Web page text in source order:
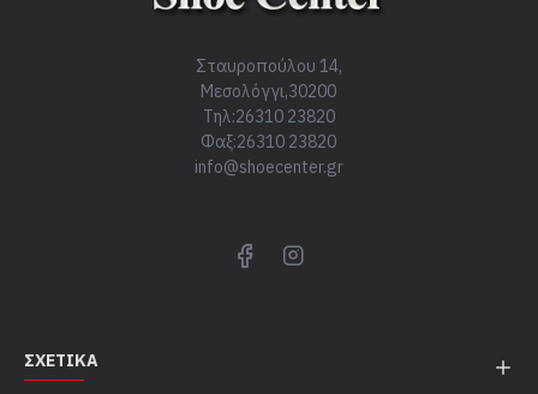
Σταυροπούλου 14,
Μεσολόγγι,30200
Τηλ:26310 23820
Φαξ:26310 23820
info@shoecenter.gr
ΣΧΕΤΙΚΆ